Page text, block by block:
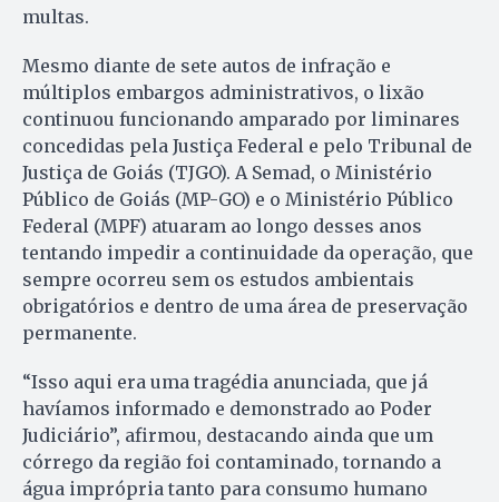
multas.
Mesmo diante de sete autos de infração e
múltiplos embargos administrativos, o lixão
continuou funcionando amparado por liminares
concedidas pela Justiça Federal e pelo Tribunal de
Justiça de Goiás (TJGO). A Semad, o Ministério
Público de Goiás (MP-GO) e o Ministério Público
Federal (MPF) atuaram ao longo desses anos
tentando impedir a continuidade da operação, que
sempre ocorreu sem os estudos ambientais
obrigatórios e dentro de uma área de preservação
permanente.
“Isso aqui era uma tragédia anunciada, que já
havíamos informado e demonstrado ao Poder
Judiciário”, afirmou, destacando ainda que um
córrego da região foi contaminado, tornando a
água imprópria tanto para consumo humano